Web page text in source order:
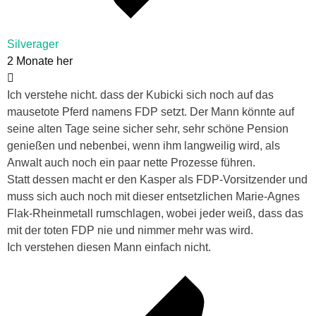
Silverager
2 Monate her
Ich verstehe nicht. dass der Kubicki sich noch auf das
mausetote Pferd namens FDP setzt. Der Mann könnte auf
seine alten Tage seine sicher sehr, sehr schöne Pension
genießen und nebenbei, wenn ihm langweilig wird, als
Anwalt auch noch ein paar nette Prozesse führen.
Statt dessen macht er den Kasper als FDP-Vorsitzender und
muss sich auch noch mit dieser entsetzlichen Marie-Agnes
Flak-Rheinmetall rumschlagen, wobei jeder weiß, dass das
mit der toten FDP nie und nimmer mehr was wird.
Ich verstehen diesen Mann einfach nicht.